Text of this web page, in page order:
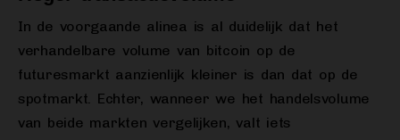
In de voorgaande alinea is al duidelijk dat het
verhandelbare volume van bitcoin op de
futuresmarkt aanzienlijk kleiner is dan dat op de
spotmarkt. Echter, wanneer we het handelsvolume
van beide markten vergelijken, valt iets